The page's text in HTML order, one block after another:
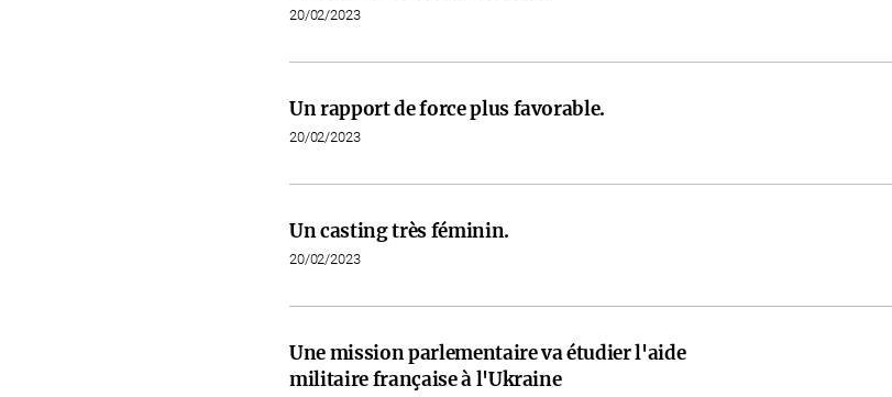
20/02/2023
Un rapport de force plus favorable.
20/02/2023
Un casting très féminin.
20/02/2023
Une mission parlementaire va étudier l'aide
militaire française à l'Ukraine